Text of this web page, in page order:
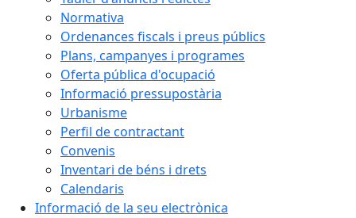
Normativa
Ordenances fiscals i preus públics
Plans, campanyes i programes
Oferta pública d'ocupació
Informació pressupostària
Urbanisme
Perfil de contractant
Convenis
Inventari de béns i drets
Calendaris
Informació de la seu electrònica